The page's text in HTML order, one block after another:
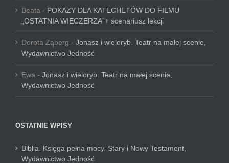
Beata - POKAZY DLA KATECHETÓW DO FILMU
„OSTATNIA WIECZERZA”+ scenariusz lekcji
Dorota Ząberg - Jonasz i wieloryb. Teatr na małej scenie,
Wydawnictwo Jedność
Ewa - Jonasz i wieloryb. Teatr na małej scenie,
Wydawnictwo Jedność
OSTATNIE WPISY
Biblia. Księga pełna mocy. Stary i Nowy Testament,
Wydawnictwo Jedność